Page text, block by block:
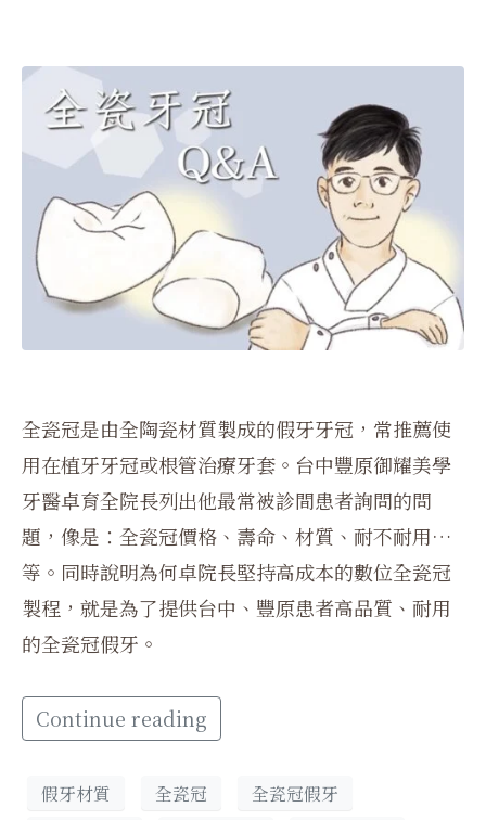
全瓷冠是由全陶瓷材質製成的假牙牙冠，常推薦使
用在植牙牙冠或根管治療牙套。台中豐原御耀美學
牙醫卓育全院長列出他最常被診間患者詢問的問
題，像是：全瓷冠價格、壽命、材質、耐不耐用…
等。同時說明為何卓院長堅持高成本的數位全瓷冠
製程，就是為了提供台中、豐原患者高品質、耐用
的全瓷冠假牙。
Continue reading
假牙材質 全瓷冠
全瓷冠假牙